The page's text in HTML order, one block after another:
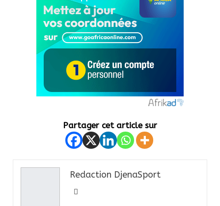
Partager cet article sur
Redaction DjenaSport